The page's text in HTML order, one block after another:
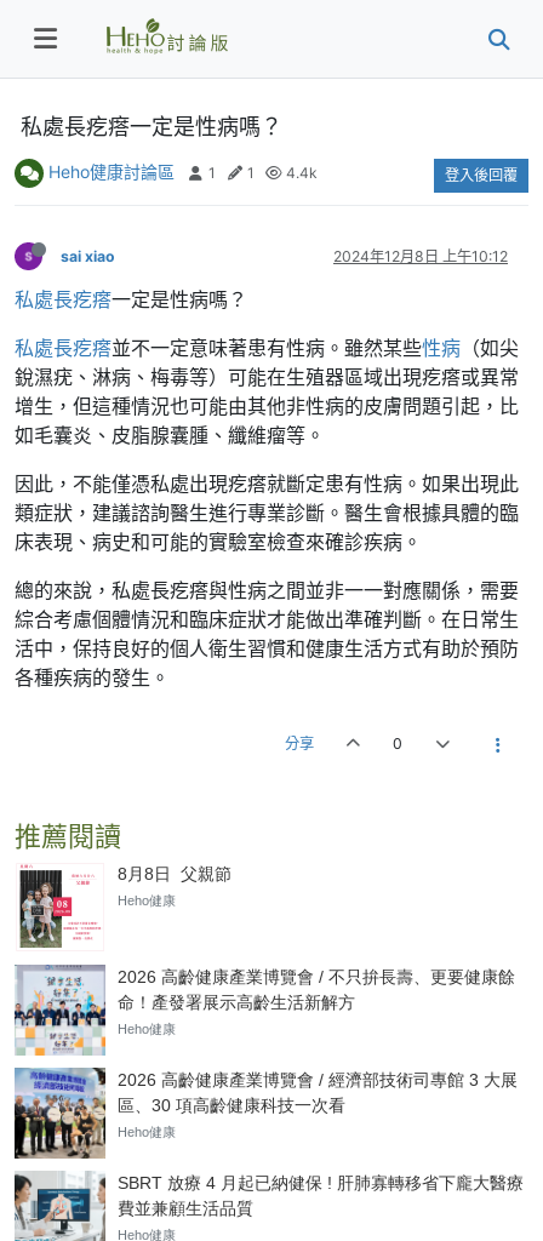
私處長疙瘩一定是性病嗎？
Heho健康討論區 1 1 4.4k 登入後回覆
sai xiao 2024年12月8日 上午10:12
私處長疙瘩一定是性病嗎？
私處長疙瘩並不一定意味著患有性病。雖然某些性病 （如尖
銳濕疣、淋病、梅毒等）可能在生殖器區域出現疙瘩或異常
增生，但這種情況也可能由其他非性病的皮膚問題引起，比
如毛囊炎、皮脂腺囊腫、纖維瘤等。
因此，不能僅憑私處出現疙瘩就斷定患有性病。如果出現此
類症狀，建議諮詢醫生進行專業診斷。醫生會根據具體的臨
床表現、病史和可能的實驗室檢查來確診疾病。
總的來說，私處長疙瘩與性病之間並非一一對應關係，需要
綜合考慮個體情況和臨床症狀才能做出準確判斷。在日常生
活中，保持良好的個人衛生習慣和健康生活方式有助於預防
各種疾病的發生。
分享 0
推薦閱讀